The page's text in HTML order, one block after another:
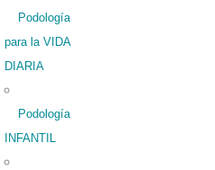
Podología
para la VIDA
DIARIA
Podología
INFANTIL